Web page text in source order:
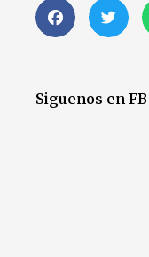
Siguenos en FB